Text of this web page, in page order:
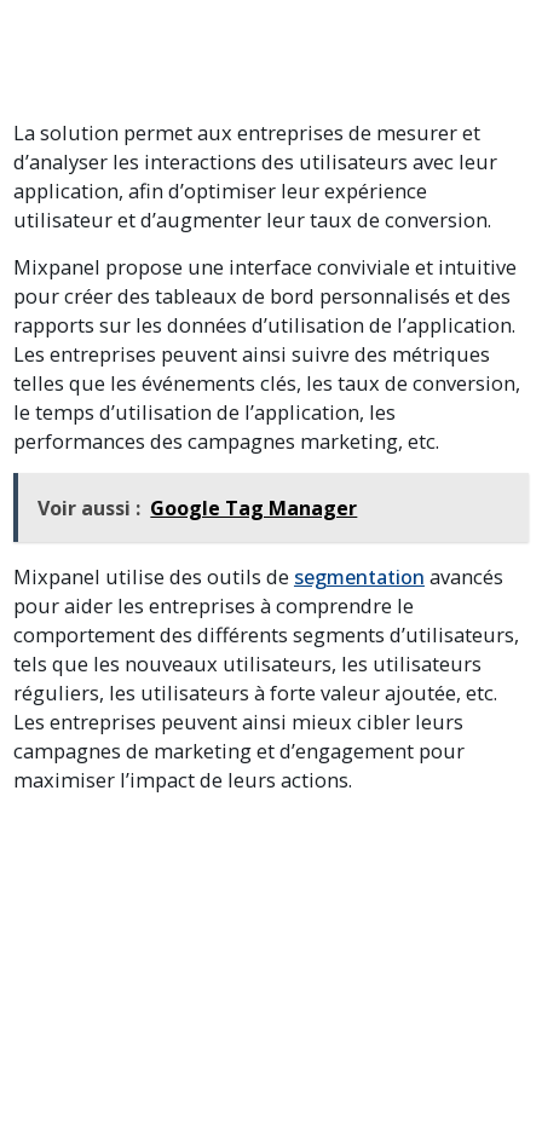
La solution permet aux entreprises de mesurer et
d’analyser les interactions des utilisateurs avec leur
application, afin d’optimiser leur expérience
utilisateur et d’augmenter leur taux de conversion.
Mixpanel propose une interface conviviale et intuitive
pour créer des tableaux de bord personnalisés et des
rapports sur les données d’utilisation de l’application.
Les entreprises peuvent ainsi suivre des métriques
telles que les événements clés, les taux de conversion,
le temps d’utilisation de l’application, les
performances des campagnes marketing, etc.
Voir aussi : Google Tag Manager
Mixpanel utilise des outils de segmentation avancés
pour aider les entreprises à comprendre le
comportement des différents segments d’utilisateurs,
tels que les nouveaux utilisateurs, les utilisateurs
réguliers, les utilisateurs à forte valeur ajoutée, etc.
Les entreprises peuvent ainsi mieux cibler leurs
campagnes de marketing et d’engagement pour
maximiser l’impact de leurs actions.